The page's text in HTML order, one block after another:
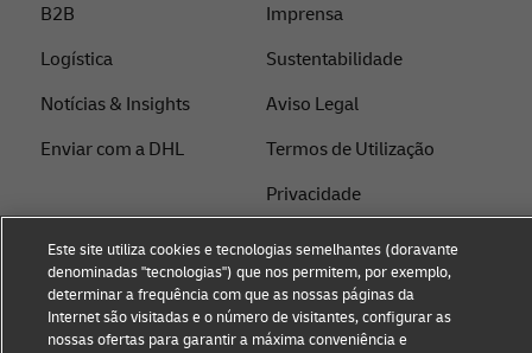
B2B
Logística
Notícias & Insights
Enviar com a DHL
Imprensa
Sustentabilidade
Aviso Legal
Termos de Utilização
Privacidade
Configurações de cookies
Siga-nos
Este site utiliza cookies e tecnologias semelhantes (doravante
denominadas "tecnologias") que nos permitem, por exemplo,
determinar a frequência com que as nossas páginas da
Internet são visitadas e o número de visitantes, configurar as
nossas ofertas para garantir a máxima conveniência e